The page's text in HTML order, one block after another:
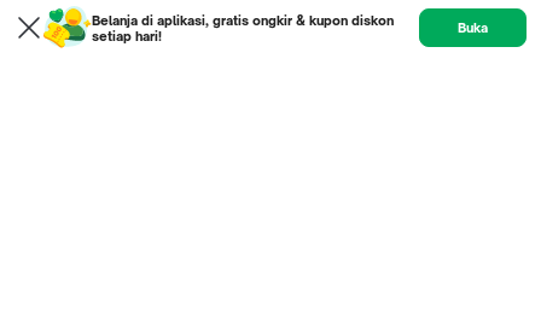
Belanja di aplikasi, gratis ongkir & kupon diskon
setiap hari!
Buka